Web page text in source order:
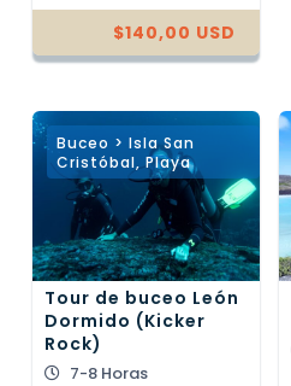
$140,00 USD
Buceo > Isla San
Cristóbal,Playa
Tour de buceo León
Dormido (Kicker
Rock)
7-8 Horas